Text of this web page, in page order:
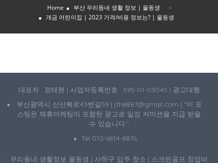
Home 부산 우리동네 생활 정보 | 울동생 »
개금 어린이집 | 2023 가격/비용 정보는? | 울동생
대표자 : 정태현 | 사업자등록번호 : 595-01-03045 | 광고대행
부산광역시 신산북로43번길59 | jth8887@gmail.com | "이 포
스팅은 제휴마케팅이 포함된 광고로 일정 커미션을 지급 받을
수 있습니다."
Tel 010-6614-8876
우리동네 생활정보 울동생 | 사하구 입주 청소 | 스크린골프 창업비